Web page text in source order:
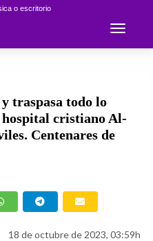
o escritorio
Toggle
traspasa todo lo
cristiano Al-
Centenares de
18 de octubre de 2023, 03:59h